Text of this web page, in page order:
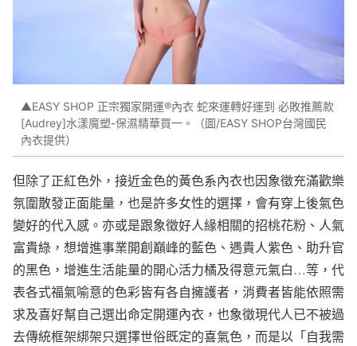
▲EASY SHOP 正宗獨家開運®內衣 蛇來運轉好運到 必敗推薦款
[Audrey]水漾魔塑-保濕精華買一。（圖/EASY SHOP台灣國民
內衣提供）
但除了正紅色外，接近金色的黃色系內衣也因象徵充滿歡樂
氛圍散發正面能量，也是許多女性的選擇，會有穿上後氣色
變好的代入感。亦或是跟象徵好人緣相關的招桃花粉、人氣
富貴綠，想增進事業開創巔峰的藍色、遇貴人紫色、助升官
的黑色，增進生活能量的開心活力橘及得意元氣白…等，代
表各式福氣喻意的色彩皆有各自擁護者，消費者皆能依照需
求及喜好幫自己選出命定開運內衣，也象徵現代人已不被過
去傳統框架綁架只選擇世俗既定的喜氣色，而是以「自我需